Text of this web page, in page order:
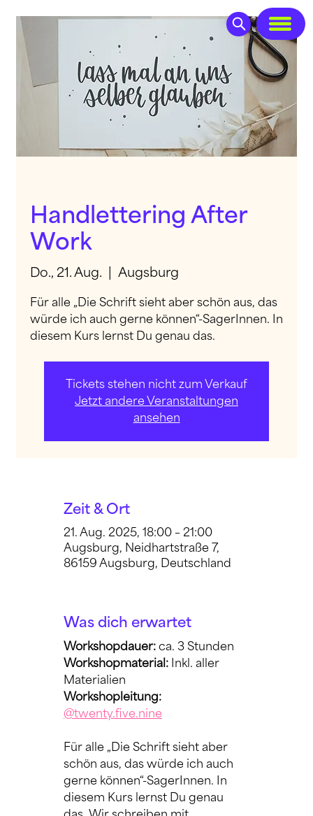
Handlettering After
Work
Do., 21. Aug.
  |
Augsburg
Für alle „Die Schrift sieht aber schön aus, das
würde ich auch gerne können“-SagerInnen. In
diesem Kurs lernst Du genau das.
Tickets stehen nicht zum Verkauf
Jetzt andere Veranstaltungen
ansehen
Zeit & Ort
21. Aug. 2025, 18:00 – 21:00
Augsburg, Neidhartstraße 7,
86159 Augsburg, Deutschland
Was dich erwartet
Workshopdauer: ca. 3 Stunden
Workshopmaterial: Inkl. aller
Materialien
Workshopleitung:
@twenty.five.nine
Für alle „Die Schrift sieht aber
schön aus, das würde ich auch
gerne können“-SagerInnen. In
diesem Kurs lernst Du genau